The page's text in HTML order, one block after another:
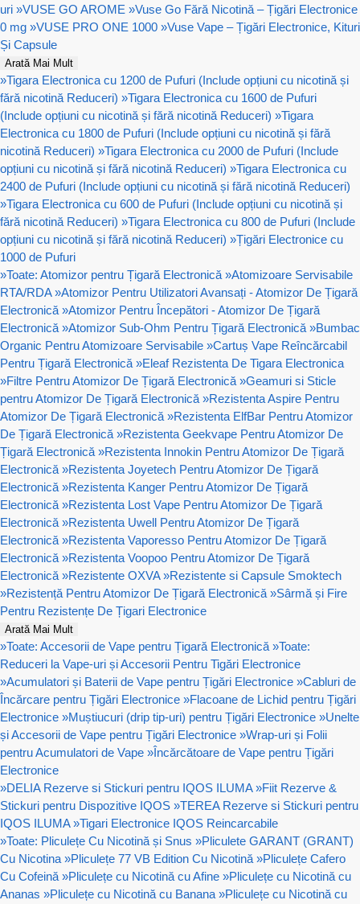
uri »VUSE GO AROME »Vuse Go Fără Nicotină – Țigări Electronice
0 mg »VUSE PRO ONE 1000 »Vuse Vape – Țigări Electronice, Kituri
Și Capsule
Arată Mai Mult
»Tigara Electronica cu 1200 de Pufuri (Include opțiuni cu nicotină și
fără nicotină Reduceri) »Tigara Electronica cu 1600 de Pufuri
(Include opțiuni cu nicotină și fără nicotină Reduceri) »Tigara
Electronica cu 1800 de Pufuri (Include opțiuni cu nicotină și fără
nicotină Reduceri) »Tigara Electronica cu 2000 de Pufuri (Include
opțiuni cu nicotină și fără nicotină Reduceri) »Tigara Electronica cu
2400 de Pufuri (Include opțiuni cu nicotină și fără nicotină Reduceri)
»Tigara Electronica cu 600 de Pufuri (Include opțiuni cu nicotină și
fără nicotină Reduceri) »Tigara Electronica cu 800 de Pufuri (Include
opțiuni cu nicotină și fără nicotină Reduceri) »Țigări Electronice cu
1000 de Pufuri
»Toate: Atomizor pentru Țigară Electronică »Atomizoare Servisabile
RTA/RDA »Atomizor Pentru Utilizatori Avansați - Atomizor De Țigară
Electronică »Atomizor Pentru Începători - Atomizor De Țigară
Electronică »Atomizor Sub-Ohm Pentru Țigară Electronică »Bumbac
Organic Pentru Atomizoare Servisabile »Cartuș Vape Reîncărcabil
Pentru Țigară Electronică »Eleaf Rezistenta De Tigara Electronica
»Filtre Pentru Atomizor De Țigară Electronică »Geamuri si Sticle
pentru Atomizor De Țigară Electronică »Rezistenta Aspire Pentru
Atomizor De Țigară Electronică »Rezistenta ElfBar Pentru Atomizor
De Țigară Electronică »Rezistenta Geekvape Pentru Atomizor De
Țigară Electronică »Rezistenta Innokin Pentru Atomizor De Țigară
Electronică »Rezistenta Joyetech Pentru Atomizor De Țigară
Electronică »Rezistenta Kanger Pentru Atomizor De Țigară
Electronică »Rezistenta Lost Vape Pentru Atomizor De Țigară
Electronică »Rezistenta Uwell Pentru Atomizor De Țigară
Electronică »Rezistenta Vaporesso Pentru Atomizor De Țigară
Electronică »Rezistenta Voopoo Pentru Atomizor De Țigară
Electronică »Rezistente OXVA »Rezistente si Capsule Smoktech
»Rezistență Pentru Atomizor De Țigară Electronică »Sârmă și Fire
Pentru Rezistențe De Țigari Electronice
Arată Mai Mult
»Toate: Accesorii de Vape pentru Țigară Electronică »Toate:
Reduceri la Vape-uri și Accesorii Pentru Tigări Electronice
»Acumulatori și Baterii de Vape pentru Țigări Electronice »Cabluri de
Încărcare pentru Țigări Electronice »Flacoane de Lichid pentru Țigări
Electronice »Muștiucuri (drip tip-uri) pentru Țigări Electronice »Unelte
și Accesorii de Vape pentru Țigări Electronice »Wrap-uri și Folii
pentru Acumulatori de Vape »Încărcătoare de Vape pentru Țigări
Electronice
»DELIA Rezerve si Stickuri pentru IQOS ILUMA »Fiit Rezerve &
Stickuri pentru Dispozitive IQOS »TEREA Rezerve si Stickuri pentru
IQOS ILUMA »Tigari Electronice IQOS Reincarcabile
»Toate: Pliculețe Cu Nicotină și Snus »Pliculete GARANT (GRANT)
Cu Nicotina »Pliculețe 77 VB Edition Cu Nicotină »Pliculețe Cafero
Cu Cofeină »Pliculețe cu Nicotină cu Afine »Pliculețe cu Nicotină cu
Ananas »Pliculețe cu Nicotină cu Banana »Pliculețe cu Nicotină cu